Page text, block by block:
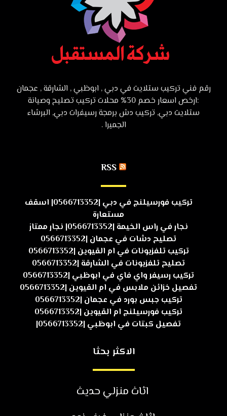
رقم فني تركيب ستلايت في دبي , ابوظبي , الشارقة , عجمان
:ارخص اسعار خصم 30% محلات تركيب تصليح وصيانة
ستلايت دبي, تركيب دش برمجة رسيفرات دبي, البرشاء
الجميرا .
RSS
تركيب فورسيلنج في دبي |0566713352| اسقف
مستعارة
نجار في راس الخيمة |0566713352| نجار ممتاز
تصليح دشات في عجمان |0566713352
تركيب تلفزيونات في ام القيوين |0566713352
تصليح تلفزيونات في الشارقة |0566713352
تركيب رسيفر واي فاي في ابوظبي |0566713352
تفصيل خزائن ملابس في ام القيوين |0566713352
تركيب جبس بورد في عجمان |0566713352
تركيب فورسيلنج ام القيوين |0566713352
تفصيل كبتات في ابوظبي |0566713352|
الاكثر بحثا
اثاث منزلي حديث